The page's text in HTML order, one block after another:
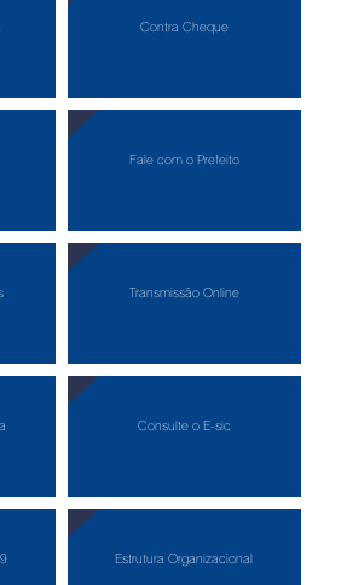
Contra Cheque
Fale com o Prefeito
Transmissão Online
Consulte o E-sic
Estrutura Organizacional